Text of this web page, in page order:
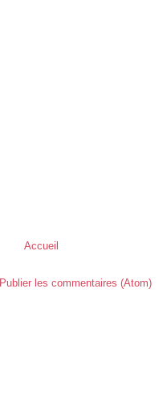
Accueil
Publier les commentaires (Atom)